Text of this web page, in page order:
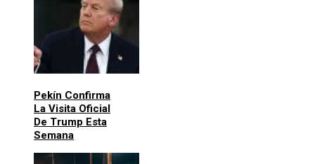
Pekín Confirma
La Visita Oficial
De Trump Esta
Semana